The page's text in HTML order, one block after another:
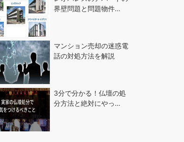
界壁問題と問題物件…
マンション売却の迷惑電
話の対処方法を解説
3分で分かる！仏壇の処
分方法と絶対にやっ…